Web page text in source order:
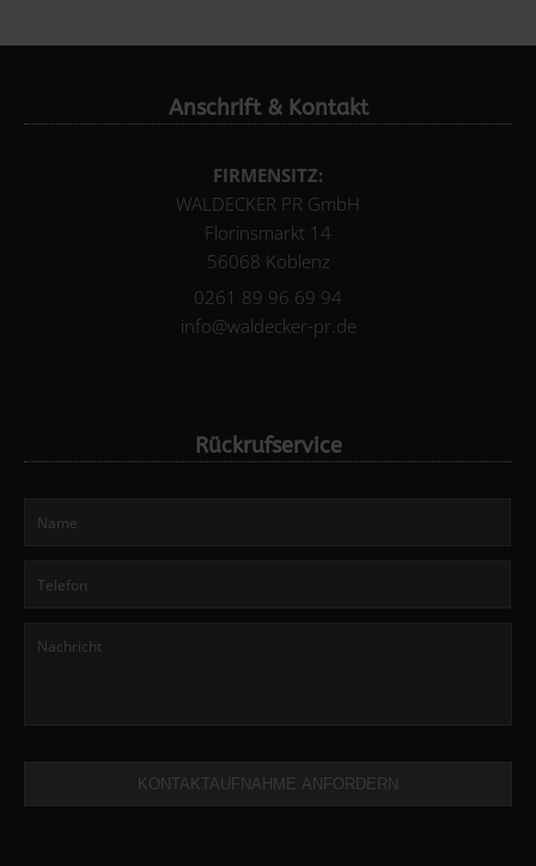
Anschrift & Kontakt
FIRMENSITZ:
WALDECKER PR GmbH
Florinsmarkt 14
56068 Koblenz
0261 89 96 69 94
info@waldecker-pr.de
Rückrufservice
KONTAKTAUFNAHME ANFORDERN